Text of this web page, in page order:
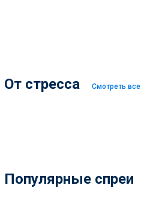
От стресса Смотреть все
Популярные спреи